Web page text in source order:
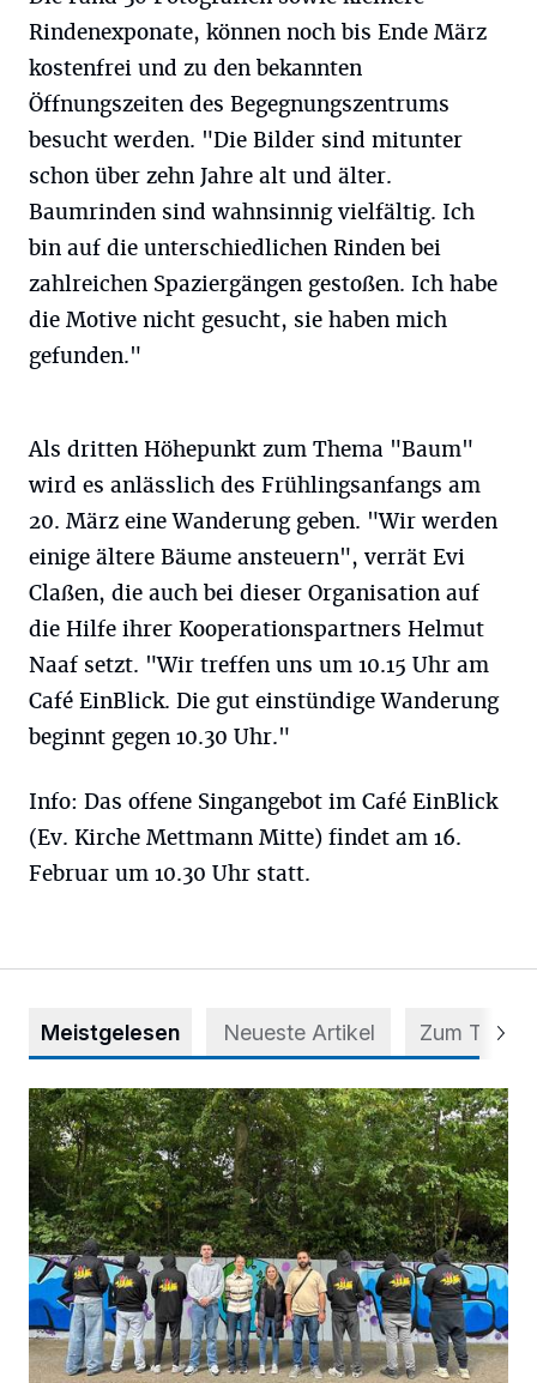
Rindenexponate, können noch bis Ende März
kostenfrei und zu den bekannten
Öffnungszeiten des Begegnungszentrums
besucht werden. "Die Bilder sind mitunter
schon über zehn Jahre alt und älter.
Baumrinden sind wahnsinnig vielfältig. Ich
bin auf die unterschiedlichen Rinden bei
zahlreichen Spaziergängen gestoßen. Ich habe
die Motive nicht gesucht, sie haben mich
gefunden."
Als dritten Höhepunkt zum Thema "Baum"
wird es anlässlich des Frühlingsanfangs am
20. März eine Wanderung geben. "Wir werden
einige ältere Bäume ansteuern", verrät Evi
Claßen, die auch bei dieser Organisation auf
die Hilfe ihrer Kooperationspartners Helmut
Naaf setzt. "Wir treffen uns um 10.15 Uhr am
Café EinBlick. Die gut einstündige Wanderung
beginnt gegen 10.30 Uhr."
Info: Das offene Singangebot im Café EinBlick
(Ev. Kirche Mettmann Mitte) findet am 16.
Februar um 10.30 Uhr statt.
Meistgelesen Neueste Artikel Zum Thema
Aus Grau wird Haltung